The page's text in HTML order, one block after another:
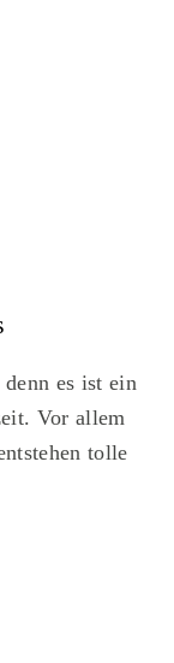
es ist ein
Vor allem
tolle